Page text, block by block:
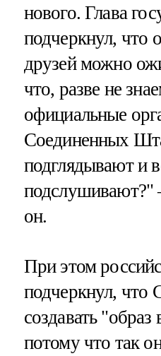
нового. Глава
подчеркнул, что
друзей можно
что, разве не
официальные
Соединенных
подглядывают и
он.
При этом
подчеркнул,
создавать "образ
потому что так